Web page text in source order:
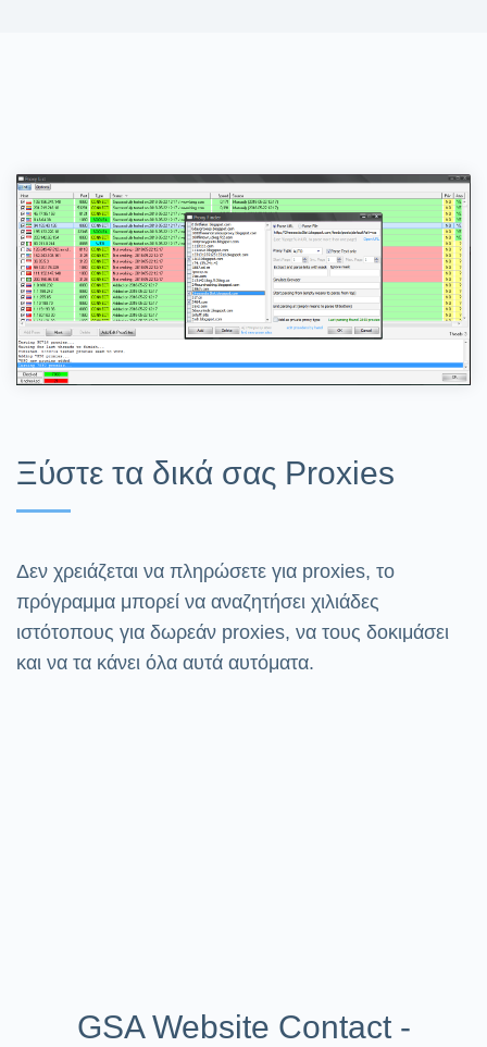
Ξύστε τα δικά σας Proxies
Δεν χρειάζεται να πληρώσετε για proxies, το
πρόγραμμα μπορεί να αναζητήσει χιλιάδες
ιστότοπους για δωρεάν proxies, να τους δοκιμάσει
και να τα κάνει όλα αυτά αυτόματα.
GSA Website Contact -